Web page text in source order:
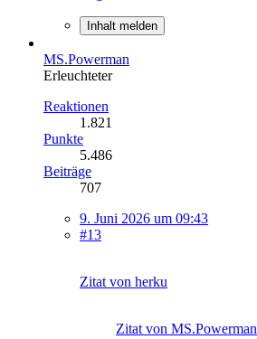
Inhalt melden
MS.Powerman
Erleuchteter
Reaktionen
1.821
Punkte
5.486
Beiträge
707
9. Juni 2026 um 09:43
#13
Zitat von herku
Zitat von MS.Powerman